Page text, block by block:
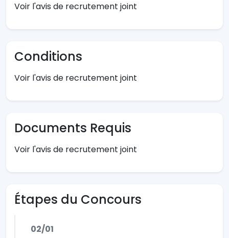
Voir l'avis de recrutement joint
Conditions
Voir l'avis de recrutement joint
Documents Requis
Voir l'avis de recrutement joint
Étapes du Concours
02/01